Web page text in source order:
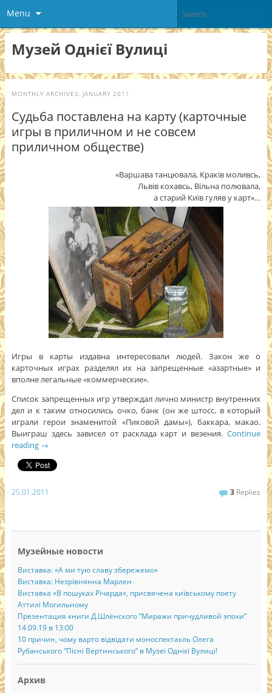
Menu
Музей Однієї Вулиці
MONTHLY ARCHIVES: JANUARY 2011
Судьба поставлена на карту (карточные
игры в приличном и не совсем
приличном обществе)
«Варшава танцювала, Краків моливсь,
Львів кохавсь, Вільна полювала,
а старий Київ гуляв у карт»…
Игры в карты издавна интересовали людей. Закон же о
карточных играх разделял их на запрещенные «азартные» и
вполне легальные «коммерческие».
Список запрещенных игр утверждал лично министр внутренних
дел и к таким относились очко, банк (он же штосс, в который
играли герои знаменитой «Пиковой дамы»), баккара, макао.
Выиграш здесь зависел от расклада карт и везения.Continue
reading →
25.01.2011 3 Replies
Музейные новости
Виставка: «А ми тую славу збережемо»
Виставка: Незрівнянна Марлен
Виставка «В пошуках Річарда», присвячена київському поету
Аттилі Могильному
Презентация книги Д.Шлёнского “Миражи причудливой эпохи”
14.09.19 в 13:00
10 причин, чому варто відвідати моноспектакль Олега
Рубанського “Пісні Вертинського” в Музеї Однієї Вулиці!
Архив